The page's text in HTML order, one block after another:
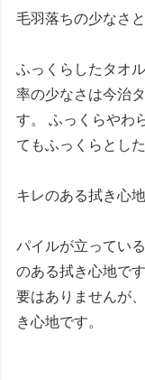
毛羽落ちの少なさ
ふっくらしたタオ
率の少なさは今治
す。 ふっくらやわ
てもふっくらとし
キレのある拭き心地
パイルが立ってい
のある拭き心地で
要はありませんが
き心地です。